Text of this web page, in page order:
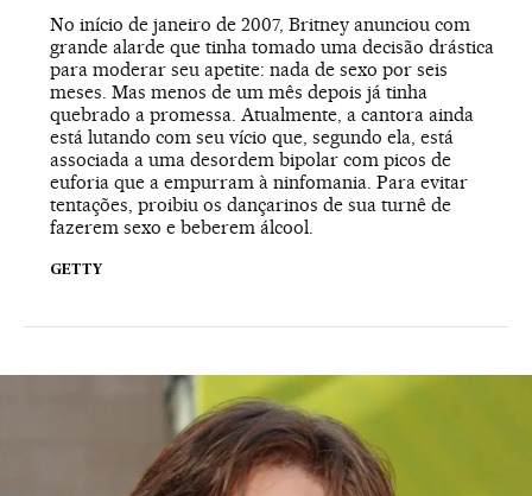
No início de janeiro de 2007, Britney anunciou com
grande alarde que tinha tomado uma decisão drástica
para moderar seu apetite: nada de sexo por seis
meses. Mas menos de um mês depois já tinha
quebrado a promessa. Atualmente, a cantora ainda
está lutando com seu vício que, segundo ela, está
associada a uma desordem bipolar com picos de
euforia que a empurram à ninfomania. Para evitar
tentações, proibiu os dançarinos de sua turnê de
fazerem sexo e beberem álcool.
GETTY